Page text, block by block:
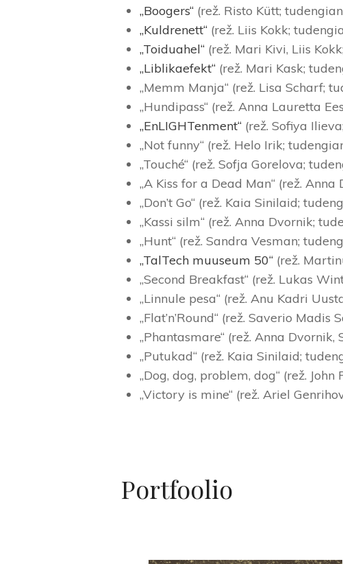
„Boogers“ (rež. Risto Kütt;
„Kuldrenett“ (rež. Liis Kokk;
„Toiduahel“ (rež. Mari Kivi, Liis
„Liblikaefekt“ (rež. Mari Kask;
„Memm Manja“ (rež. Lisa Scharf;
„Hundipass“ (rež. Anna Lauretta
„EnLIGHTenment“ (rež. Sofiya
„Not funny“ (rež. Helo Irik;
„Touché“ (rež. Sofja Gorelova;
„A Kiss for a Dead Man“ (rež.
„Don’t Go“ (rež. Kaia Sinilaid;
„Kassi silm“ (rež. Anna Dvornik;
„Hunt“ (rež. Sandra Vesman;
„TalTech muuseum 50“ (rež.
„Second Breakfast“ (rež. Lukas
„Linnule pesa“ (rež. Anu Kadri
„Flat’n’Round“ (rež. Saverio
„Phantasmare“ (rež. Anna
„Putukad“ (rež. Kaia Sinilaid;
„Dog, dog, problem, dog“ (rež.
„Victory is mine“ (rež. Ariel
Portfoolio